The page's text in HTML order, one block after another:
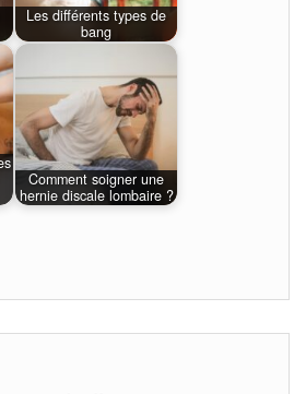
Les différents types de
bang
Comment soigner une
hernie discale lombaire ?